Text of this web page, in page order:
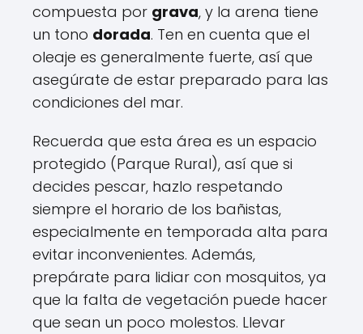
compuesta por grava, y la arena tiene
un tono dorada. Ten en cuenta que el
oleaje es generalmente fuerte, así que
asegúrate de estar preparado para las
condiciones del mar.
Recuerda que esta área es un espacio
protegido (Parque Rural), así que si
decides pescar, hazlo respetando
siempre el horario de los bañistas,
especialmente en temporada alta para
evitar inconvenientes. Además,
prepárate para lidiar con mosquitos, ya
que la falta de vegetación puede hacer
que sean un poco molestos. Llevar